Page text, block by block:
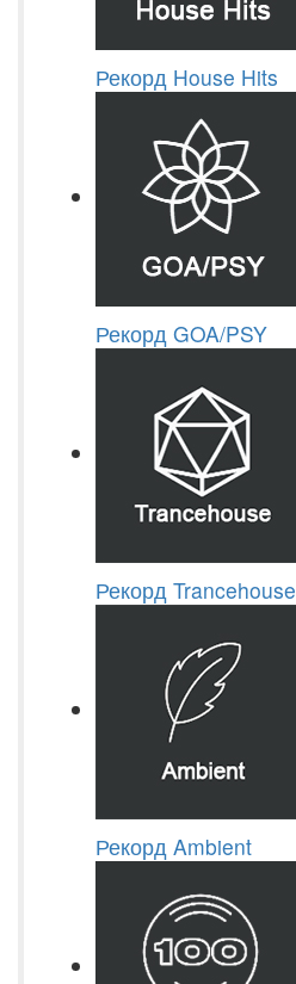
Рекорд House Hits
Рекорд GOA/PSY
Рекорд Trancehouse
Рекорд Ambient